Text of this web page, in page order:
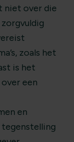
niet over die
zoals het
is het
een
en
tegenstelling